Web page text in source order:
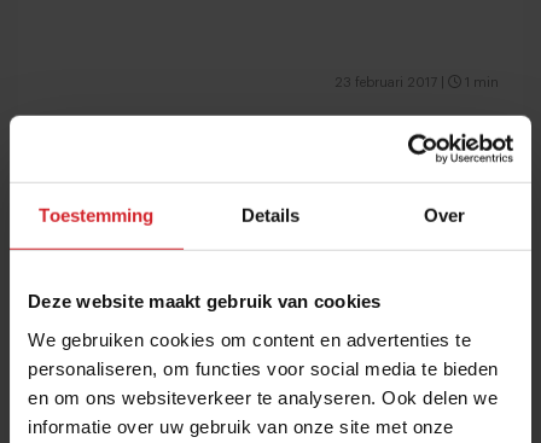
Toestemming Details Over
Deze website maakt gebruik van cookies
We gebruiken cookies om content en advertenties te
personaliseren, om functies voor social media te bieden
en om ons websiteverkeer te analyseren. Ook delen we
informatie over uw gebruik van onze site met onze
23 februari 2017 1 min